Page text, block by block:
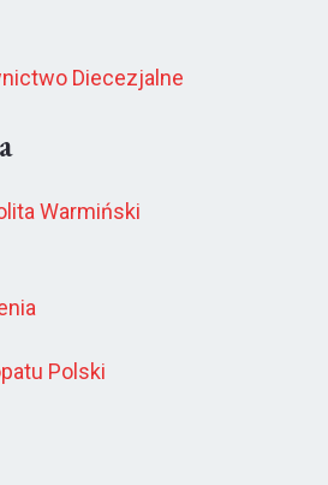
Diecezjalne
Warmiński
Polski